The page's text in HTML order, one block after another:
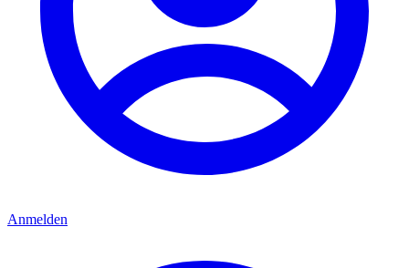
Anmelden